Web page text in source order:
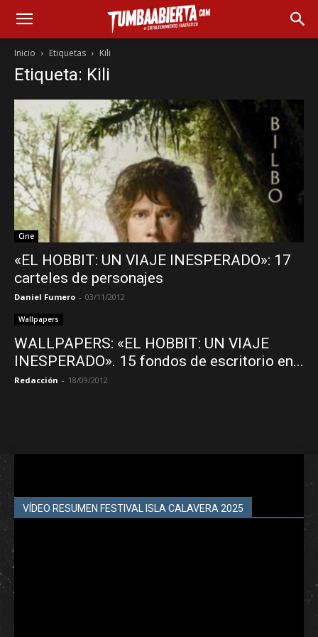
Inicio Etiquetas Kili
Etiqueta: Kili
Cine
«EL HOBBIT: UN VIAJE INESPERADO»: 17
carteles de personajes
Daniel Fumero - 03/11/2012
Wallpapers
WALLPAPERS: «EL HOBBIT: UN VIAJE
INESPERADO». 15 fondos de escritorio en...
Redacción - 18/09/2012
VÍDEO RESUMEN FESTIVAL ISLA CALAVERA 2025